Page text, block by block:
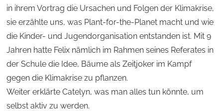
in ihrem Vortrag die Ursachen und Folgen der Klimakrise,
sie erzählte uns, was Plant-for-the-Planet macht und wie
die Kinder- und Jugendorganisation entstanden ist. Mit 9
Jahren hatte Felix nämlich im Rahmen seines Referates in
der Schule die Idee, Bäume als Zeitjoker im Kampf
gegen die Klimakrise zu pflanzen.
Weiter erklärte Catelyn, was man alles tun könnte, um
selbst aktiv zu werden.